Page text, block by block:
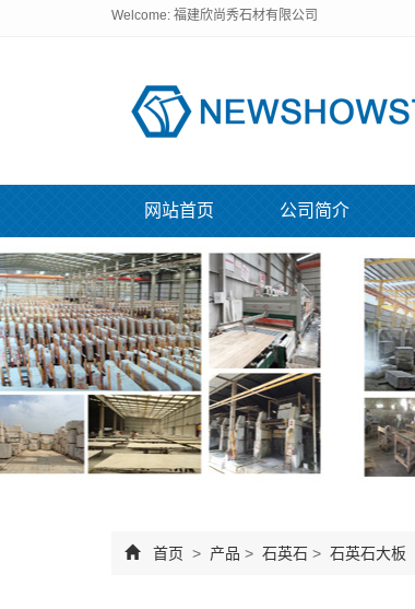
Welcome: 福建欣尚秀石材有限公司
网站首页 公司简介
首页 > 产品 > 石英石 > 石英石大板